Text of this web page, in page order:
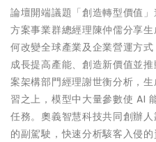
論壇開端議題「創造轉型價值
方案事業群總經理陳仲儒分享
何改變全球產業及企業營運方
成長提高產能、創造新價值並
案架構部門經理謝世衡分析，
習之上，模型中大量參數使 AI
任務。奧義智慧科技共同創辦
的副駕駛，快速分析駭客入侵的